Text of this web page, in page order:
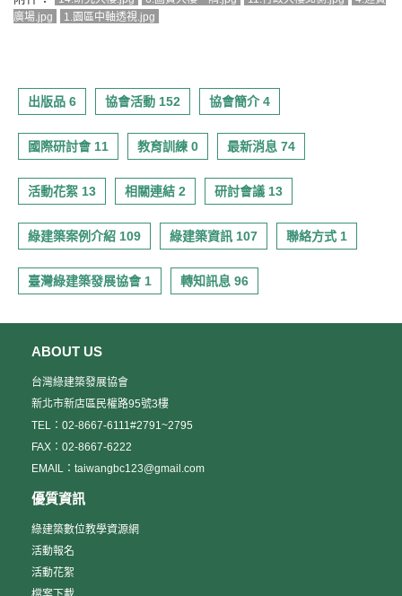
廣場.jpg
1.園區中軸透視.jpg
出版品 6 協會活動 152 協會簡介 4
國際研討會 11 教育訓練 0 最新消息 74
活動花絮 13 相關連結 2 研討會議 13
綠建築案例介紹 109 綠建築資訊 107 聯絡方式 1
臺灣綠建築發展協會 1 轉知訊息 96
ABOUT US
台灣綠建築發展協會
新北市新店區民權路95號3樓
TEL：02-8667-6111#2791~2795
FAX：02-8667-6222
EMAIL：taiwangbc123@gmail.com
優質資訊
綠建築數位教學資源網
活動報名
活動花絮